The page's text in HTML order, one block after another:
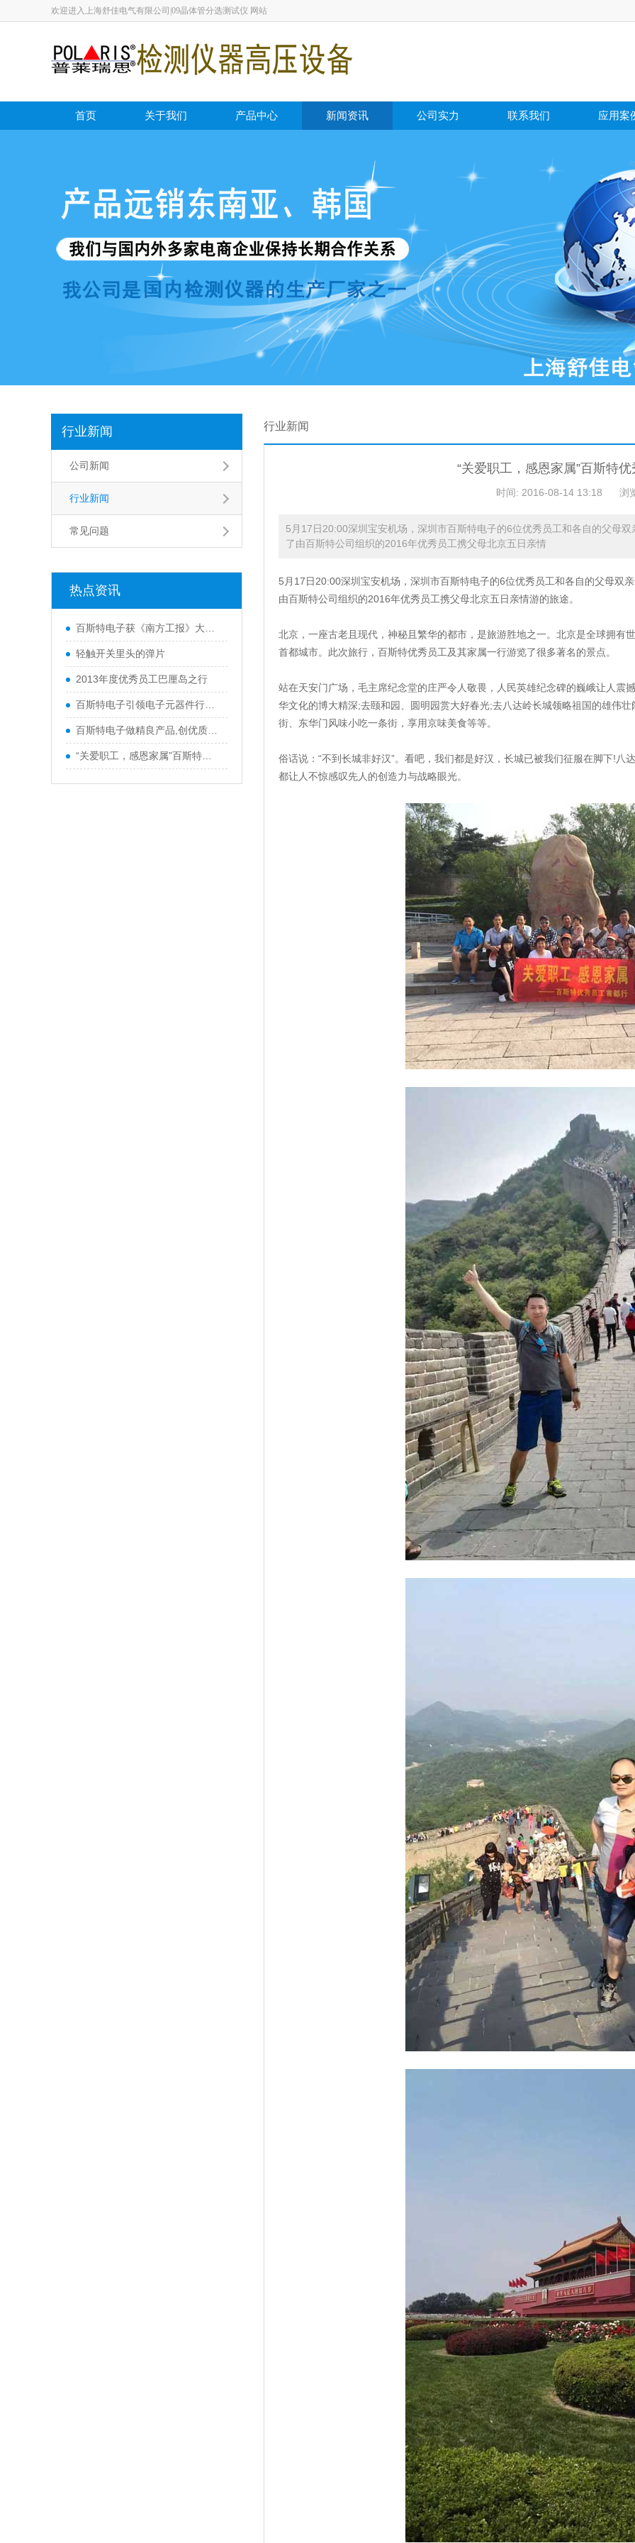
欢迎进入上海舒佳电气有限公司|09晶体管分选测试仪 网站
首页 关于我们 产品中心 新闻资讯 公司实力 联系我们 应用案
行业新闻
公司新闻
行业新闻
常见问题
热点资讯
百斯特电子获《南方工报》大篇幅报
轻触开关里头的弹片
2013年度优秀员工巴厘岛之行
百斯特电子引领电子元器件行业,产品
百斯特电子做精良产品,创优质品牌
“关爱职工，感恩家属”百斯特优秀
行业新闻
“关爱职工，感恩家属”百斯特
时间: 2016-08-14 13:18 浏
5月17日20:00深圳宝安机场，深圳市百斯特电子的6位优秀员工和各自的父母
了由百斯特公司组织的2016年优秀员工携父母北京五日亲情
5月17日20:00深圳宝安机场，深圳市百斯特电子的6位优秀员工和各自的父母双
由百斯特公司组织的2016年优秀员工携父母北京五日亲情游的旅途。
北京，一座古老且现代，神秘且繁华的都市，是旅游胜地之一。北京是全球拥有
首都城市。此次旅行，百斯特优秀员工及其家属一行游览了很多著名的景点。
站在天安门广场，毛主席纪念堂的庄严令人敬畏，人民英雄纪念碑的巍峨让人震
华文化的博大精深;去颐和园、圆明园赏大好春光;去八达岭长城领略祖国的雄伟
街、东华门风味小吃一条街，享用京味美食等等。
俗话说：“不到长城非好汉”。看吧，我们都是好汉，长城已被我们征服在脚下!
都让人不惊感叹先人的创造力与战略眼光。